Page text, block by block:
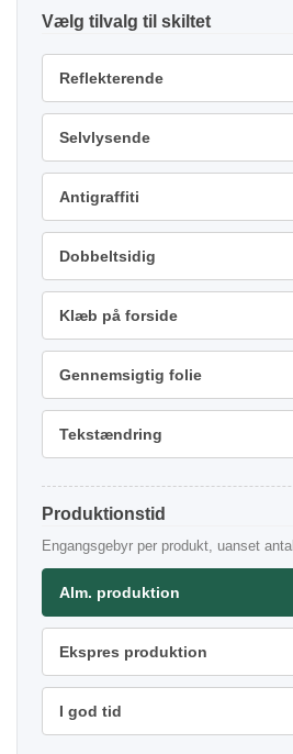
tilvalg
Reflekterende
Selvlysende
Antigraffiti
Dobbeltsidig
Klæb på forside
Gennemsigtig folie
Tekstændring
Produktionstid
Engangsgebyr per produkt, uanset antal
Alm. produktion
Ekspres produktion
I god tid